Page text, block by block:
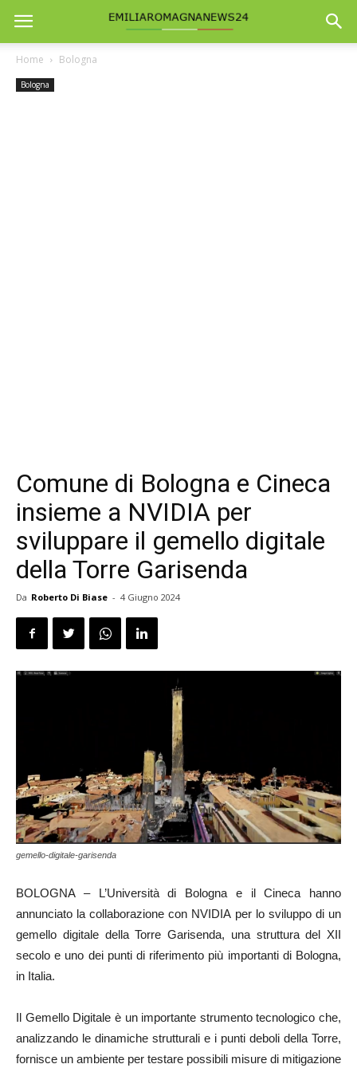
Home Bologna
Bologna
Comune di Bologna e Cineca
insieme a NVIDIA per
sviluppare il gemello digitale
della Torre Garisenda
Da Roberto Di Biase - 4 Giugno 2024
gemello-digitale-garisenda
BOLOGNA – L’Università di Bologna e il Cineca hanno
annunciato la collaborazione con NVIDIA per lo sviluppo di un
gemello digitale della Torre Garisenda, una struttura del XII
secolo e uno dei punti di riferimento più importanti di Bologna,
in Italia.
Il Gemello Digitale è un importante strumento tecnologico che,
analizzando le dinamiche strutturali e i punti deboli della Torre,
fornisce un ambiente per testare possibili misure di mitigazione